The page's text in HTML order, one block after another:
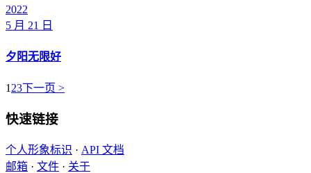
2022
5 月 21 日
夕阳无限好
123下一页 >
快速链接
个人形象标识 · API 文档
邮箱 · 文件 · 关于